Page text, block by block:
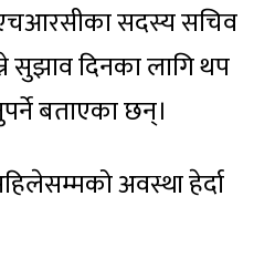
सदस्य सचिव
सुझाव दिनका लागि थप
बताएका छन्।
अवस्था हेर्दा